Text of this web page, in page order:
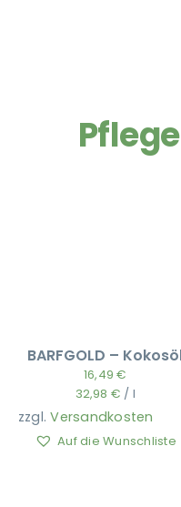
BARFGOLD –
16,49€
32,98 € / l
zzgl.Versandkosten
Auf die Wunschliste